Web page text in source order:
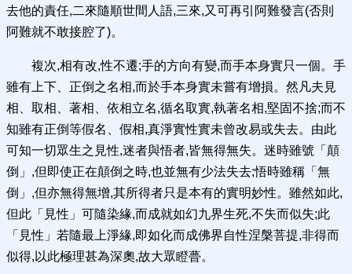
去他的責任,二來隨順世間人語,三來,又可再引阿難發言(否則
阿難就不敢接腔了)。
複次,相有改,性不遷;手的方向有變,而手本身實只一個。手
雖有上下、正倒之名相,而於手本身實未嘗有增損。然凡夫見
相、取相、著相、依相立名,循名取實,執著名相,堅固不捨;而不
知雖有正倒等假名、假相,真淨實性實未曾改易或失去。由此
可知一切眾生之見性,迷者與悟者,皆無得無失。迷時雖號「顛
倒」,但即使正在顛倒之時,也並無有少法失去;悟時雖稱「無
倒」,但亦無得無增,其所得者只是本有的實明妙性。雖然如此,
但此「見性」可隨染緣,而成就如幻九界生死,不失而似失;此
「見性」若隨最上淨緣,即如化而成佛界自性涅槃菩提,非得而
似得,以此極理甚為深奧,故大眾瞪瞢。